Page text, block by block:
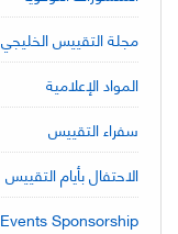
مجلة التقييس الخليجي
المواد الإعلامية
سفراء التقييس
الاحتفال بأيام التقييس
Events Sponsorship